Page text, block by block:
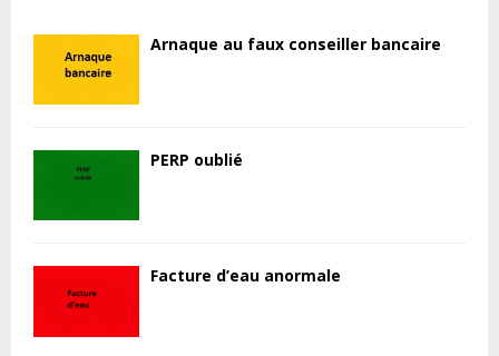
Arnaque au faux conseiller bancaire
PERP oublié
Facture d’eau anormale